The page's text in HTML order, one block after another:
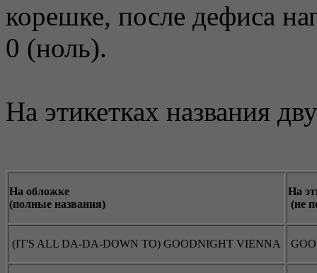
корешке, после дефиса
0 (ноль).
На этикетках названия
На обложке
(полные названия)
На
(не
(IT'S ALL DA-DA-DOWN TO) GOODNIGHT VIENNA